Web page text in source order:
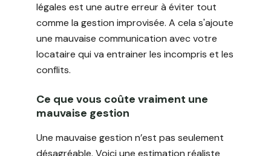
légales est une autre erreur à éviter tout
comme la gestion improvisée. A cela s'ajoute
une mauvaise communication avec votre
locataire qui va entrainer les incompris et les
conflits.
Ce que vous coûte vraiment une
mauvaise gestion
Une mauvaise gestion n’est pas seulement
désagréable. Voici une estimation réaliste